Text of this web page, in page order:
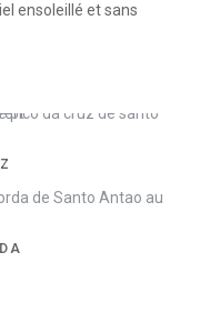
ensoleillé et sans